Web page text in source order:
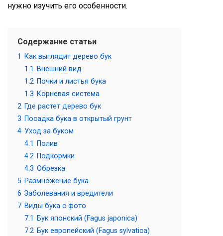
нужно изучить его особенности.
Содержание статьи
1
Как выглядит дерево бук
1.1
Внешний вид
1.2 Почки и листья бука
1.3 Корневая система
2 Где растет дерево бук
3 Посадка бука в открытый грунт
4 Уход за буком
4.1
Полив
4.2 Подкормки
4.3 Обрезка
5 Размножение бука
6 Заболевания и вредители
7 Виды бука с фото
7.1
Бук японский (Fagus japonica)
7.2 Бук европейский (Fagus sylvatica)